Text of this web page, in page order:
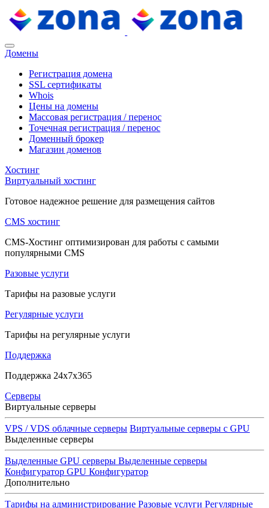
Домены
Регистрация домена
SSL сертификаты
Whois
Цены на домены
Массовая регистрация / перенос
Точечная регистрация / перенос
Доменный брокер
Магазин доменов
Хостинг
Виртуальный хостинг
Готовое надежное решение для размещения сайтов
CMS хостинг
CMS-Хостинг оптимизирован для работы с самыми
популярными CMS
Разовые услуги
Тарифы на разовые услуги
Регулярные услуги
Тарифы на регулярные услуги
Поддержка
Поддержка 24x7x365
Серверы
Виртуальные серверы
VPS / VDS облачные серверы Виртуальные серверы с GPU
Выделенные серверы
Выделенные GPU серверы Выделенные серверы
Конфигуратор GPU Конфигуратор
Дополнительно
Тарифы на администрирование Разовые услуги Регулярные